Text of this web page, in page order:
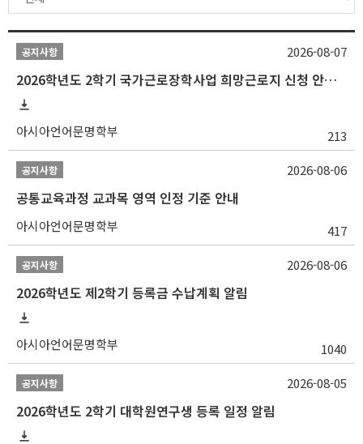
공지사항
2026학년도 2학기 국가근로장학사업 희망근로지 신청 안내
아시아언어문명학부 213
2026-08-07
공지사항
공통교육과정 교과목 영역 인정 기준 안내
아시아언어문명학부 417
2026-08-06
공지사항
2026학년도 제2학기 등록금 수납계획 알림
아시아언어문명학부 1040
2026-08-06
공지사항
2026학년도 2학기 대학원연구생 등록 일정 알림
2026-08-05